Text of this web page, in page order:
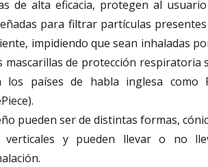
de alta eficacia, protegen al
para filtrar partículas
impidiendo que sean inhaladas
mascarillas de protección respiratoria
los países de habla inglesa como
pueden ser de distintas formas,
verticales y pueden llevar o no